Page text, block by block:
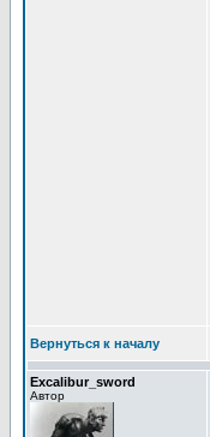
Вернуться к началу
Excalibur_sword
Автор